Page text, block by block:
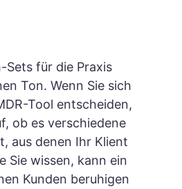
Sets für die Praxis
Ton. Wenn Sie sich
Tool entscheiden,
ob es verschiedene
aus denen Ihr Klient
Sie wissen, kann ein
Kunden beruhigen